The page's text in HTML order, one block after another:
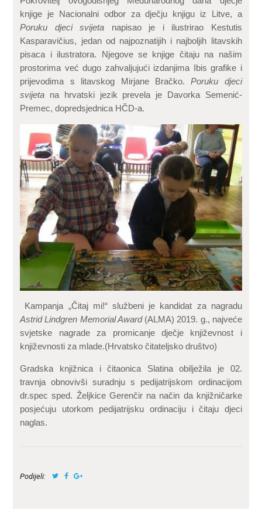
knjige je Nacionalni odbor za dječju knjigu iz Litve, a
Poruku djeci svijeta napisao je i ilustrirao Kestutis
Kasparavičius, jedan od najpoznatijih i najboljih litavskih
pisaca i ilustratora. Njegove se knjige čitaju na našim
prostorima već dugo zahvaljujući izdanjima Ibis grafike i
prijevodima s litavskog Mirjane Bračko.Poruku djeci
svijeta na hrvatski jezik prevela je Davorka Semenić-
Premec, dopredsjednica HČD-a.
Kampanja „Čitaj mi!“ službeni je kandidat za nagradu
Astrid Lindgren Memorial Award(ALMA) 2019. g., najveće
svjetske nagrade za promicanje dječje književnost i
književnosti za mlade.(Hrvatsko čitateljsko društvo)
Gradska knjižnica i čitaonica Slatina obilježila je 02.
travnja obnovivši suradnju s pedijatrijskom ordinacijom
dr.spec sped. Željkice Gerenčir na način da knjižničarke
posjećuju utorkom pedijatrijsku ordinaciju i čitaju djeci
naglas.
Podijeli: